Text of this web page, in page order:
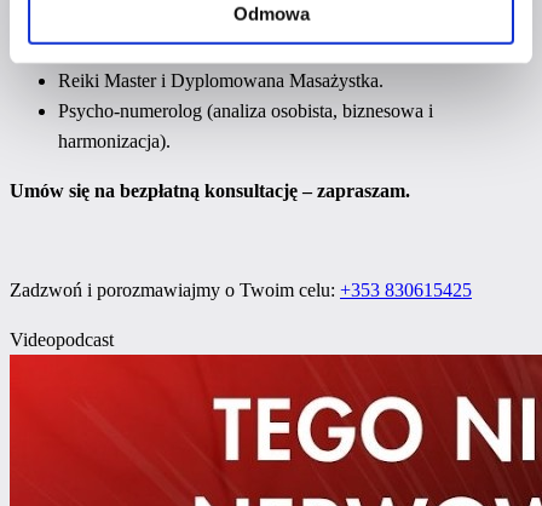
Odmowa
Nauczyciel Jogi, Qi Gong, Oddechu, Nidry i Kriji.
Trener Duchowy i Mentor Rozwoju Świadomości.
Reiki Master i Dyplomowana Masażystka.
Psycho-numerolog (analiza osobista, biznesowa i
harmonizacja).
Umów się na bezpłatną konsultację – zapraszam.
Zadzwoń i porozmawiajmy o Twoim celu: +353 830615425
Videopodcast